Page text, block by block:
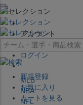
×
アカウント
ログイン
新規登録
お気に入り
カートを見る
MLB
NBA
NFL